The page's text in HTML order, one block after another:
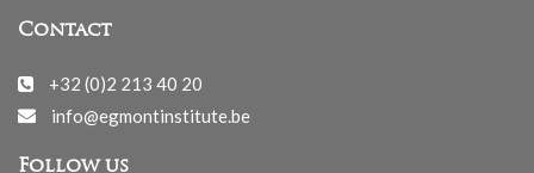
Contact
+32 (0)2 213 40 20
info@egmontinstitute.be
Follow us